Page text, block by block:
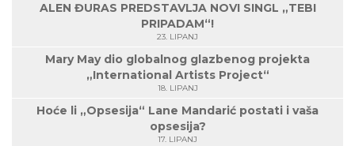
ALEN ĐURAS PREDSTAVLJA NOVI SINGL „TEBI
PRIPADAM“!
23. LIPANJ
Mary May dio globalnog glazbenog projekta
„International Artists Project“
18. LIPANJ
Hoće li „Opsesija“ Lane Mandarić postati i vaša
opsesija?
17. LIPANJ